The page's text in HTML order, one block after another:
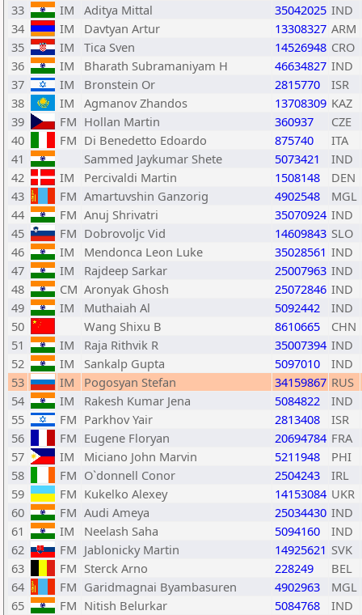
33
IM Aditya Mittal 35042025 IND
34
IM Davtyan Artur 13308327 ARM
35
IM Tica Sven 14526948 CRO
36
IM Bharath Subramaniyam H 46634827 IND
37
IM Bronstein Or 2815770
ISR
38
IM Agmanov Zhandos 13708309 KAZ
39
FM Hollan Martin 360937
CZE
40
FM Di Benedetto Edoardo 875740
ITA
41
Sammed Jaykumar Shete 5073421
IND
42
IM Percivaldi Martin 1508148
DEN
43
FM Amartuvshin Ganzorig 4902548
MGL
44
FM Anuj Shrivatri 35070924 IND
45
FM Dobrovoljc Vid 14609843 SLO
46
IM Mendonca Leon Luke 35028561 IND
47
IM Rajdeep Sarkar 25007963 IND
48
CM Aronyak Ghosh 25072846 IND
49
IM Muthaiah Al 5092442
IND
50
Wang Shixu B 8610665
CHN
51
IM Raja Rithvik R 35007394 IND
52
IM Sankalp Gupta 5097010
IND
53
IM Pogosyan Stefan 34159867 RUS
54
IM Rakesh Kumar Jena 5084822
IND
55
FM Parkhov Yair 2813408
ISR
56
FM Eugene Floryan 20694784 FRA
57
IM Miciano John Marvin 5211948
PHI
58
FM O`donnell Conor 2504243
IRL
59
FM Kukelko Alexey 14153084 UKR
60
FM Audi Ameya 25034430 IND
61
IM Neelash Saha 5094160
IND
62
FM Jablonicky Martin 14925621 SVK
63
FM Sterck Arno 228249
BEL
64
FM Garidmagnai Byambasuren 4902963
MGL
65
FM Nitish Belurkar 5084768
IND